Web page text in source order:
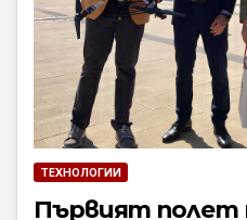
ТЕХНОЛОГИИ
Първият полет